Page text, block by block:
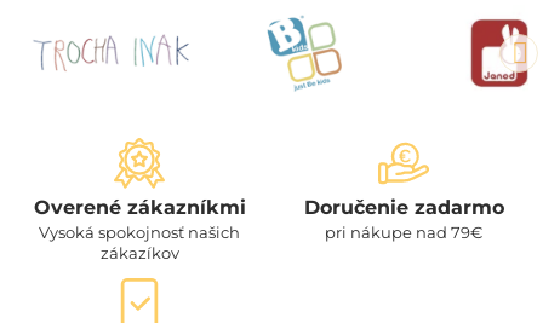
Overené zákazníkmi
Vysoká spokojnosť našich
zákazíkov
Doručenie zadarmo
pri nákupe nad 79€